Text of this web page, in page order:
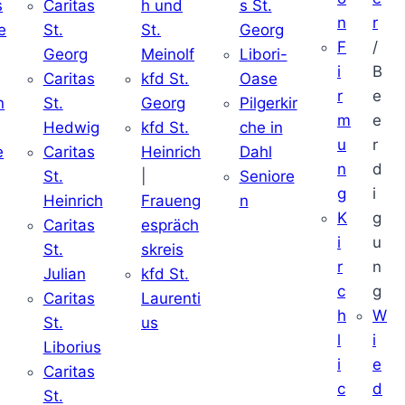
Caritas
St.
Georg
Caritas
St.
Hedwig
Caritas
St.
Heinrich
Caritas
St.
Julian
Caritas
St.
Liborius
Caritas
St.
h und
St.
Meinolf
kfd St.
Georg
kfd St.
Heinrich
Fraueng
espräch
skreis
kfd St.
Laurenti
us
s St.
Georg
Libori-
Oase
Pilgerkir
che in
Dahl
Seniore
n
n
F
i
r
m
u
n
g
K
i
r
c
h
l
i
c
r
/
B
e
e
r
d
i
g
u
n
g
W
i
e
d